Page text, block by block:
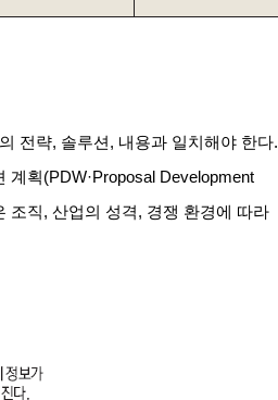
전략, 솔루션, 내용과 일치해야 한다.
획(PDW·Proposal Development
조직, 산업의 성격, 경쟁 환경에 따라